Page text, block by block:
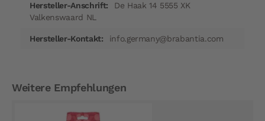
De Haak 14 5555 XK
Valkenswaard NL
info.germany@brabantia.com
Weitere Empfehlungen